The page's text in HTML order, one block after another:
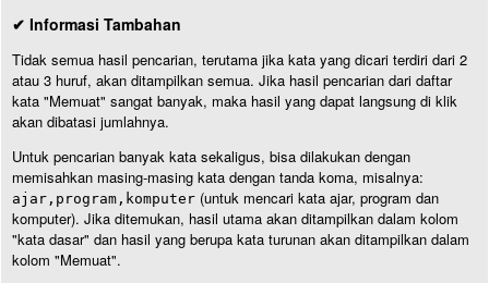
✔ Informasi Tambahan
Tidak semua hasil pencarian, terutama jika kata yang dicari terdiri dari 2
atau 3 huruf, akan ditampilkan semua. Jika hasil pencarian dari daftar
kata "Memuat" sangat banyak, maka hasil yang dapat langsung di klik
akan dibatasi jumlahnya.
Untuk pencarian banyak kata sekaligus, bisa dilakukan dengan
memisahkan masing-masing kata dengan tanda koma, misalnya:
ajar,program,komputer (untuk mencari kata ajar, program dan
komputer). Jika ditemukan, hasil utama akan ditampilkan dalam kolom
"kata dasar" dan hasil yang berupa kata turunan akan ditampilkan dalam
kolom "Memuat".